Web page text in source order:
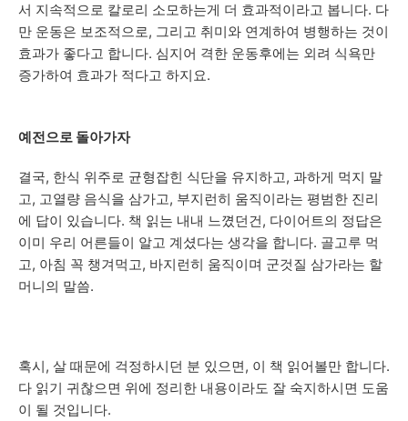
서 지속적으로 칼로리 소모하는게 더 효과적이라고 봅니다. 다
만 운동은 보조적으로, 그리고 취미와 연계하여 병행하는 것이
효과가 좋다고 합니다. 심지어 격한 운동후에는 외려 식욕만
증가하여 효과가 적다고 하지요.
예전으로 돌아가자
결국, 한식 위주로 균형잡힌 식단을 유지하고, 과하게 먹지 말
고, 고열량 음식을 삼가고, 부지런히 움직이라는 평범한 진리
에 답이 있습니다. 책 읽는 내내 느꼈던건, 다이어트의 정답은
이미 우리 어른들이 알고 계셨다는 생각을 합니다. 골고루 먹
고, 아침 꼭 챙겨먹고, 바지런히 움직이며 군것질 삼가라는 할
머니의 말씀.
혹시, 살 때문에 걱정하시던 분 있으면, 이 책 읽어볼만 합니다.
다 읽기 귀찮으면 위에 정리한 내용이라도 잘 숙지하시면 도움
이 될 것입니다.